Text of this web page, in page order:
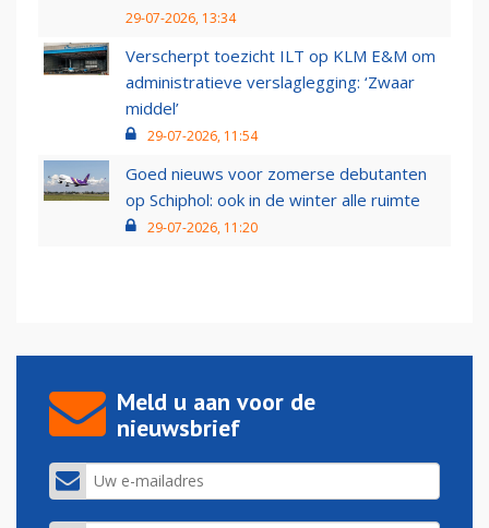
29-07-2026, 13:34
Verscherpt toezicht ILT op KLM E&M om
administratieve verslaglegging: ‘Zwaar
middel’
29-07-2026, 11:54
Goed nieuws voor zomerse debutanten
op Schiphol: ook in de winter alle ruimte
29-07-2026, 11:20
Meld u aan voor de
nieuwsbrief